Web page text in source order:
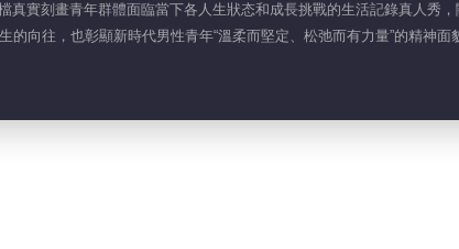
真實刻畫青年群體面臨當下各人生狀态和成長挑戰的生活記錄真人秀
的向往，也彰顯新時代男性青年“溫柔而堅定、松弛而有力量”的精神面